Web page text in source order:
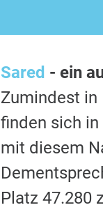
Sared - ein
Zumindest in
finden sich
mit diesem
Platz 47.280